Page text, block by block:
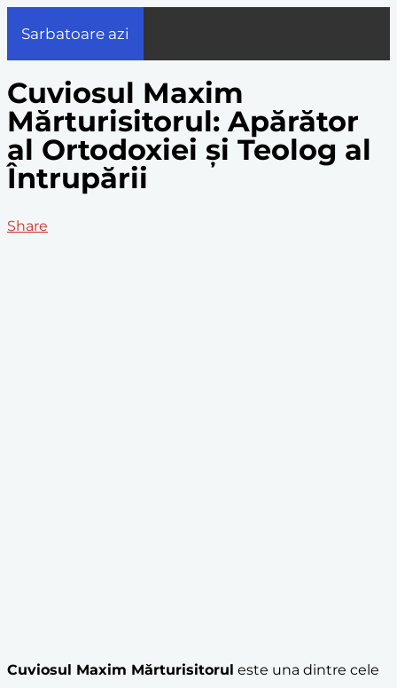
Sarbatoare azi
Cuviosul Maxim
Mărturisitorul: Apărător
al Ortodoxiei și Teolog al
Întrupării
Share
Cuviosul Maxim Mărturisitorul este una dintre cele